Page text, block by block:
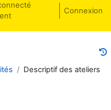
de recherche
Connexion
Descriptif des ateliers